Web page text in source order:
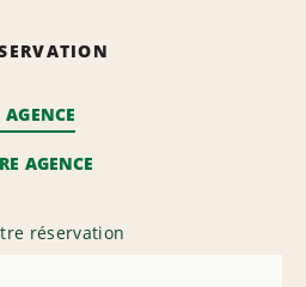
AGENCE
réservation